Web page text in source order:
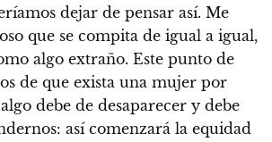
dejar de pensar así. Me
que se compita de igual a igual,
algo extraño. Este punto de
de que exista una mujer por
debe de desaparecer y debe
así comenzará la equidad